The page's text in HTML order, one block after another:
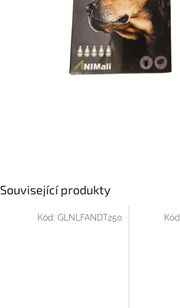
Související produkty
Kód: GLNLFANDT250